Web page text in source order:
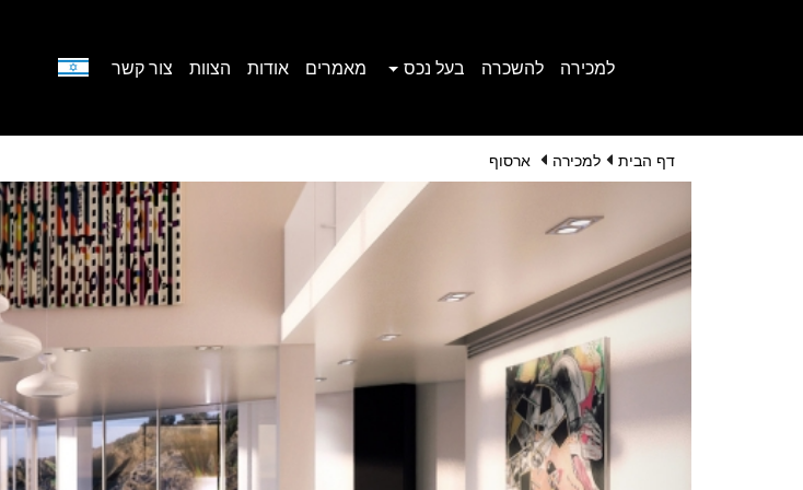
למכירה להשכרה בעל נכס מאמרים אודות הצוות צור קשר
דף הבית למכירה ארסוף